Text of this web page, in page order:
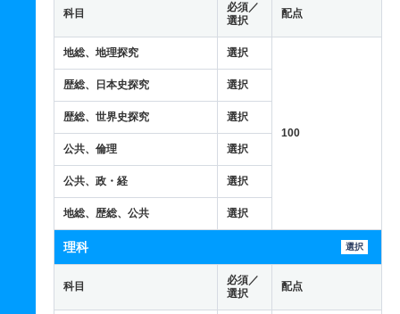
科目
必須／
選択
配点
地総、地理探究 選択
100
歴総、日本史探究 選択
歴総、世界史探究 選択
公共、倫理 選択
公共、政・経 選択
地総、歴総、公共 選択
理科 選択
科目
必須／
選択
配点